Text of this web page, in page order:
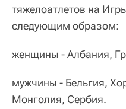
тяжелоатлетов на
следующим образом:
женщины - Албания,
мужчины - Бельгия,
Монголия, Сербия.